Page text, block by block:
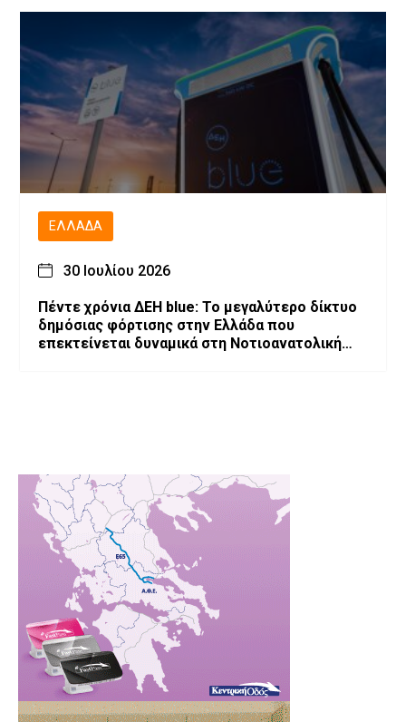
ΕΛΛΆΔΑ
30 Ιουλίου 2026
Πέντε χρόνια ΔΕΗ blue: Το μεγαλύτερο δίκτυο
δημόσιας φόρτισης στην Ελλάδα που
επεκτείνεται δυναμικά στη Νοτιοανατολική